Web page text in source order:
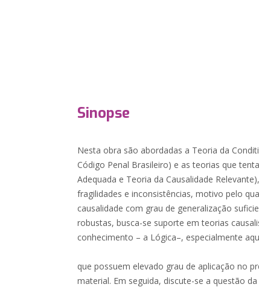
Sinopse
Nesta obra são abordadas a Teoria da
Código Penal Brasileiro) e as teorias que
Adequada e Teoria da Causalidade
fragilidades e inconsistências, motivo pelo
causalidade com grau de generalização
robustas, busca-se suporte em teorias
conhecimento – a Lógica–, especialmente
que possuem elevado grau de aplicação no
material. Em seguida, discute-se a questão